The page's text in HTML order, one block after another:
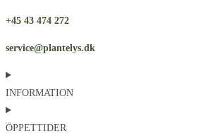
+45 43 474 272
service@plantelys.dk
INFORMATION
ÖPPETTIDER